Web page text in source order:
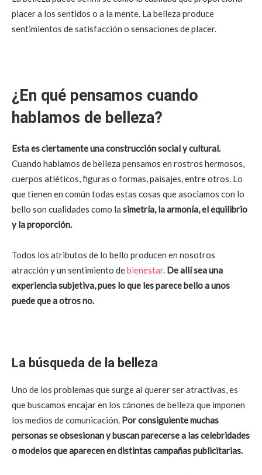
placer a los sentidos o a la mente. La belleza produce
sentimientos de satisfacción o sensaciones de placer.
¿En qué pensamos cuando
hablamos de belleza?
Esta es ciertamente una construcción social y cultural.
Cuando hablamos de belleza pensamos en rostros hermosos,
cuerpos atléticos, figuras o formas, paisajes, entre otros. Lo
que tienen en común todas estas cosas que asociamos con lo
bello son cualidades como la simetría, la armonía, el equilibrio
y la proporción.
Todos los atributos de lo bello producen en nosotros
atracción y un sentimiento debienestar. De allí sea una
experiencia subjetiva, pues lo que les parece bello a unos
puede que a otros no.
La búsqueda de la belleza
Uno de los problemas que surge al querer ser atractivas, es
que buscamos encajar en los cánones de belleza que imponen
los medios de comunicación. Por consiguiente muchas
personas se obsesionan y buscan parecerse a las celebridades
o modelos que aparecen en distintas campañas publicitarias.